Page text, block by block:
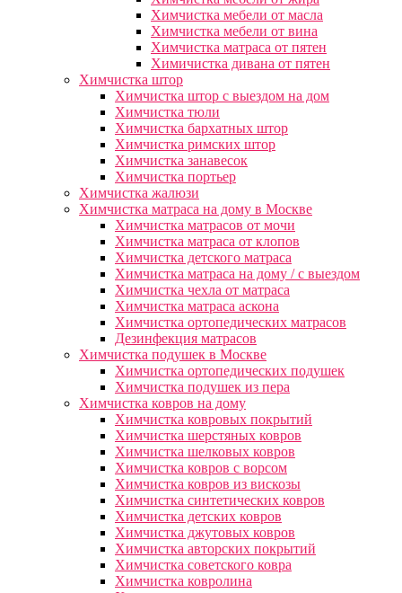
Химчистка мебели от масла
Химчистка мебели от вина
Химчистка матраса от пятен
Химичистка дивана от пятен
Химчистка штор
Химчистка штор с выездом на дом
Химчистка тюли
Химчистка бархатных штор
Химчистка римских штор
Химчистка занавесок
Химчистка портьер
Химчистка жалюзи
Химчистка матраса на дому в Москве
Химчистка матрасов от мочи
Химчистка матраса от клопов
Химчистка детского матраса
Химчистка матраса на дому / с выездом
Химчистка чехла от матраса
Химчистка матраса аскона
Химчистка ортопедических матрасов
Дезинфекция матрасов
Химчистка подушек в Москве
Химчистка ортопедических подушек
Химчистка подушек из пера
Химчистка ковров на дому
Химчистка ковровых покрытий
Химчистка шерстяных ковров
Химчистка шелковых ковров
Химчистка ковров с ворсом
Химчистка ковров из вискозы
Химчистка синтетических ковров
Химчистка детских ковров
Химчистка джутовых ковров
Химчистка авторских покрытий
Химчистка советского ковра
Химчистка ковролина